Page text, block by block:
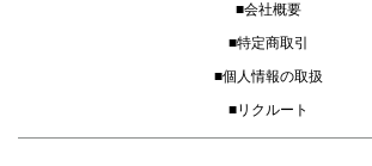
■会社概要
■特定商取引
■個人情報の取扱
■リクルート